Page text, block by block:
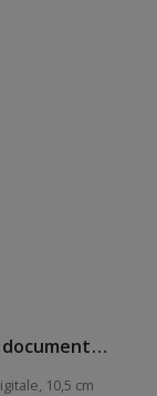
ST-LTE105-2-UEVL - Pad per firma documentale Evolis